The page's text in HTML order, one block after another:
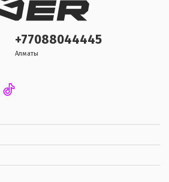
+77088044445
Алматы